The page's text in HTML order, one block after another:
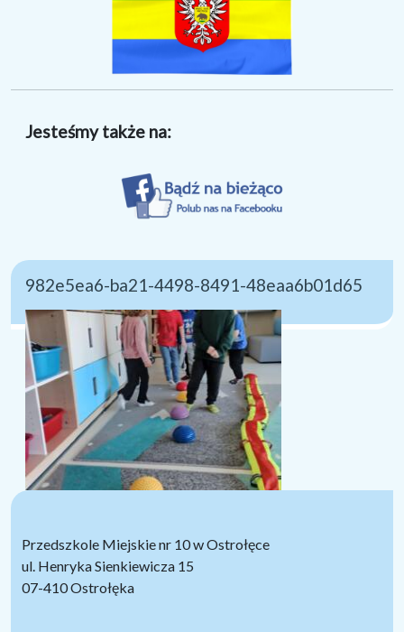
Jesteśmy także na:
982e5ea6-ba21-4498-8491-48eaa6b01d65
Przedszkole Miejskie nr 10 w Ostrołęce
ul. Henryka Sienkiewicza 15
07-410 Ostrołęka